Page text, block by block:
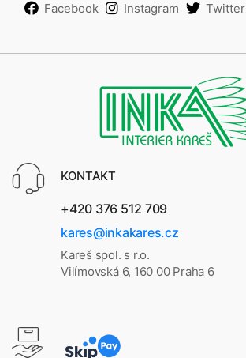
Facebook Instagram Twitter
KONTAKT
+420 376 512 709
kares@inkakares.cz
Kareš spol. s r.o.
Vilímovská 6, 160 00 Praha 6